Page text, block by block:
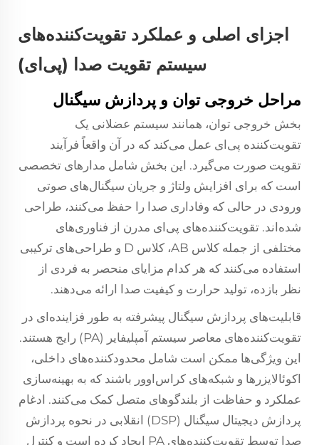
اجزای اصلی و عملکرد تقویت‌کننده‌های
سیستم تقویت صدا (پی‌ای)
مراحل خروجی توان و پردازش سیگنال
بخش خروجی توان، همانند سیستم عضلانی یک
تقویت‌کننده پی‌ای عمل می‌کند که در آن واقعاً فرآیند
تقویت صورت می‌گیرد. این بخش شامل مدارهای تخصصی
است که برای افزایش ولتاژ و جریان سیگنال‌های صوتی
ورودی در حالی که وفاداری صدا را حفظ می‌کنند، طراحی
شده‌اند. تقویت‌کننده‌های پی‌ای مدرن از فناوری‌های
مختلفی از جمله کلاس AB، کلاس D و طراحی‌های ترکیبی
استفاده می‌کنند که هر کدام مزایای منحصر به فردی از
نظر بازده، تولید حرارت و کیفیت صدا ارائه می‌دهند.
قابلیت‌های پردازش سیگنال پیشرفته به طور فزاینده‌ای در
تقویت‌کننده‌های معاصر سیستم آمپلیفایر (PA) رایج هستند.
این ویژگی‌ها ممکن است شامل محدودکننده‌های داخلی،
اکوئالایزرها و شبکه‌های کراس‌اوور باشند که به بهینه‌سازی
عملکرد و حفاظت از بلندگوهای متصل کمک می‌کنند. ادغام
پردازش دیجیتال سیگنال (DSP) انقلابی در نحوه پردازش
صدا توسط تقویت‌کننده‌های PA ایجاد کرده است و کنترل